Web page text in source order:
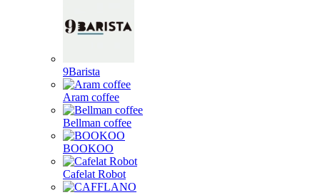
9Barista
Aram coffee
Bellman coffee
BOOKOO
Cafelat Robot